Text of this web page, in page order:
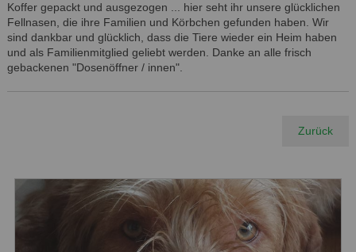
Koffer gepackt und ausgezogen ... hier seht ihr unsere glücklichen
Fellnasen, die ihre Familien und Körbchen gefunden haben. Wir
sind dankbar und glücklich, dass die Tiere wieder ein Heim haben
und als Familienmitglied geliebt werden. Danke an alle frisch
gebackenen "Dosenöffner / innen".
Zurück